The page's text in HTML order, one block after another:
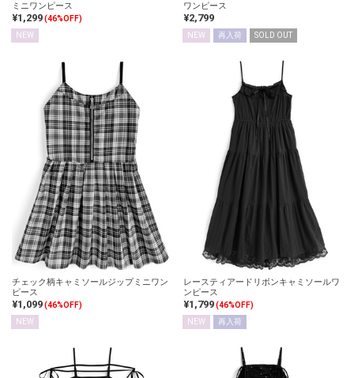
ミニワンピース
¥1,299(46%OFF)
NEW
ワンピース
¥2,799
NEW 再入荷 SOLD OUT
チェック柄キャミソールジップミニワン
ピース
¥1,099(46%OFF)
NEW
レースティアードリボンキャミソールワ
ンピース
¥1,799(46%OFF)
NEW
再入荷